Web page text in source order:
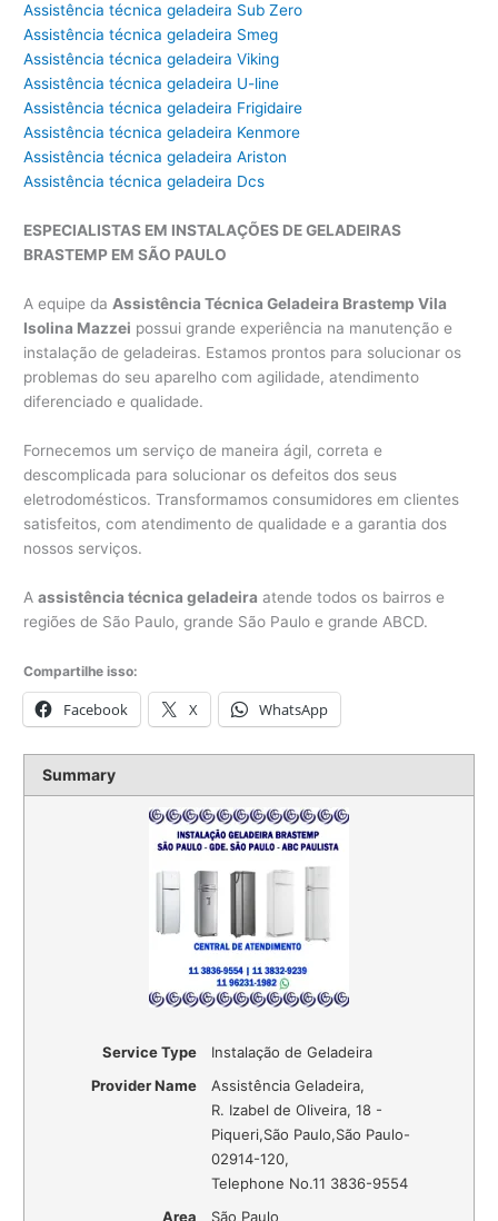
Assistência técnica geladeira Sub Zero
Assistência técnica geladeira Smeg
Assistência técnica geladeira Viking
Assistência técnica geladeira U-line
Assistência técnica geladeira Frigidaire
Assistência técnica geladeira Kenmore
Assistência técnica geladeira Ariston
Assistência técnica geladeira Dcs
ESPECIALISTAS EM INSTALAÇÕES DE GELADEIRAS
BRASTEMP EM SÃO PAULO
A equipe da Assistência Técnica Geladeira Brastemp Vila
Isolina Mazzei possui grande experiência na manutenção e
instalação de geladeiras. Estamos prontos para solucionar os
problemas do seu aparelho com agilidade, atendimento
diferenciado e qualidade.
Fornecemos um serviço de maneira ágil, correta e
descomplicada para solucionar os defeitos dos seus
eletrodomésticos. Transformamos consumidores em clientes
satisfeitos, com atendimento de qualidade e a garantia dos
nossos serviços.
Aassistência técnica geladeira atende todos os bairros e
regiões de São Paulo, grande São Paulo e grande ABCD.
Compartilhe isso:
Facebook X WhatsApp
Summary
Service Type
Instalação de Geladeira
Provider Name
Assistência Geladeira,
R. Izabel de Oliveira, 18 -
Piqueri,São Paulo,São Paulo-
02914-120,
Telephone No.11 3836-9554
Area
São Paulo